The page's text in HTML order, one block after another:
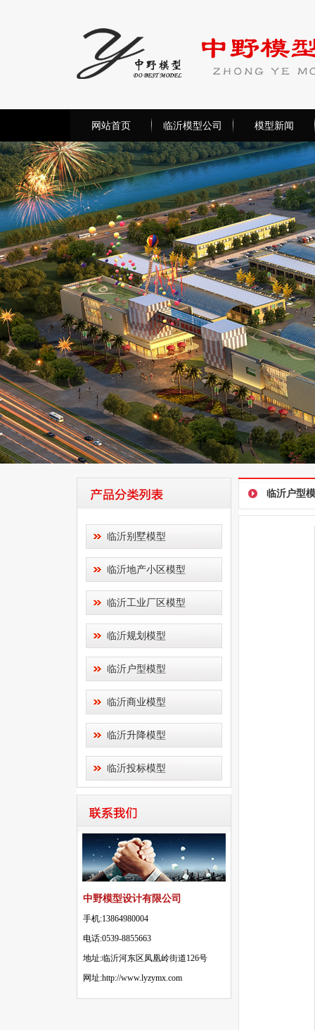
网站首页 临沂模型公司 模型新闻
临沂别墅模型
临沂地产小区模型
临沂工业厂区模型
临沂规划模型
临沂户型模型
临沂商业模型
临沂升降模型
临沂投标模型
中野模型设计有限公司
手机:13864980004
电话:0539-8855663
地址:临沂河东区凤凰岭街道126号
网址:http://www.lyzymx.com
临沂户型